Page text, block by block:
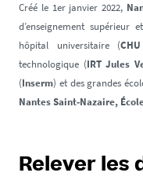
Créé le 1er janvier 2022,
d’enseignement
hôpital universitaire (
technologique (IRT Jules
(Inserm) et des grandes
Nantes Saint‐Nazaire,
Relever les